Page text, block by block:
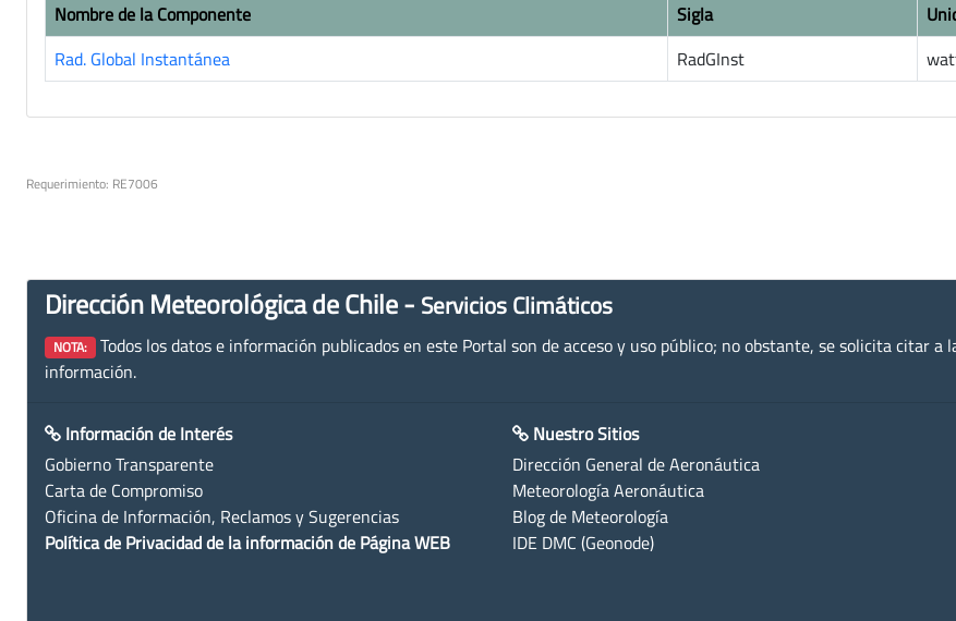
Nombre de la Componente Sigla
Rad. Global Instantánea
RadGInst
Requerimiento: RE7006
Dirección Meteorológica de Chile - Servicios Climáticos
NOTA: Todos los datos e información publicados en este Portal son de acceso y uso público; no obstante, se solicita citar a
información.
Información de Interés
Gobierno Transparente
Carta de Compromiso
Oficina de Información, Reclamos y Sugerencias
Política de Privacidad de la información de Página WEB
Nuestro Sitios
Dirección General de Aeronáutica
Meteorología Aeronáutica
Blog de Meteorología
IDE DMC (Geonode)